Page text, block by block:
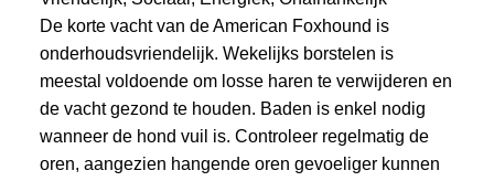
De korte vacht van de American Foxhound is
onderhoudsvriendelijk. Wekelijks borstelen is
meestal voldoende om losse haren te verwijderen en
de vacht gezond te houden. Baden is enkel nodig
wanneer de hond vuil is. Controleer regelmatig de
oren, aangezien hangende oren gevoeliger kunnen